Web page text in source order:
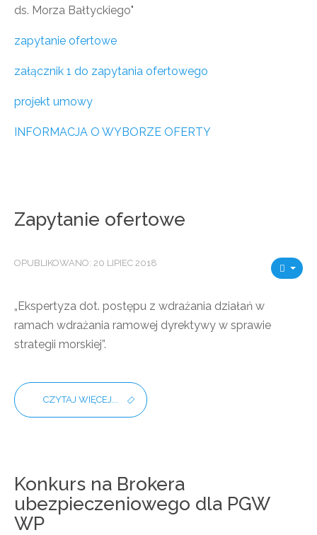
ds. Morza Bałtyckiego"
zapytanie ofertowe
załącznik 1 do zapytania ofertowego
projekt umowy
INFORMACJA O WYBORZE OFERTY
Zapytanie ofertowe
OPUBLIKOWANO: 20 LIPIEC 2018
„Ekspertyza dot. postępu z wdrażania działań w
ramach wdrażania ramowej dyrektywy w sprawie
strategii morskiej”.
CZYTAJ WIĘCEJ...
Konkurs na Brokera
ubezpieczeniowego dla PGW
WP